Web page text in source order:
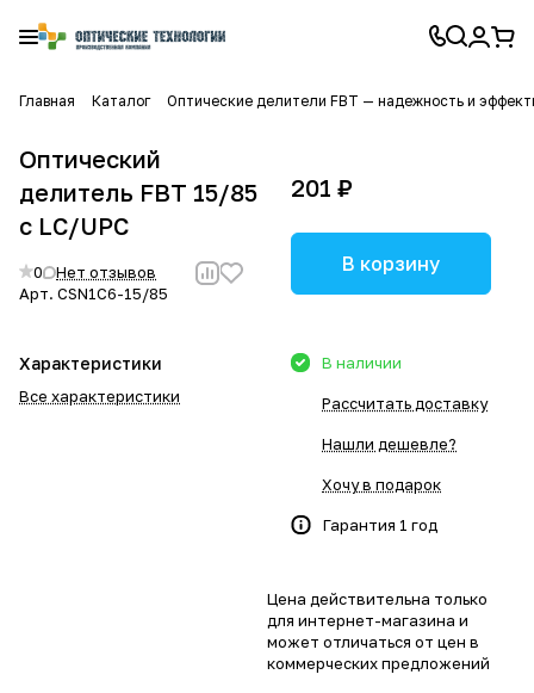
Главная Каталог Оптические делители FBT — надежность и
Оптический
делитель FBT 15/85
с LC/UPC
0
Нет отзывов
Арт. CSN1C6-15/85
Характеристики
Все характеристики
201 ₽
В корзину
В наличии
Рассчитать доставку
Нашли дешевле?
Хочу в подарок
Гарантия 1 год
Цена действительна только
для интернет-магазина и
может отличаться от цен в
коммерческих предложений